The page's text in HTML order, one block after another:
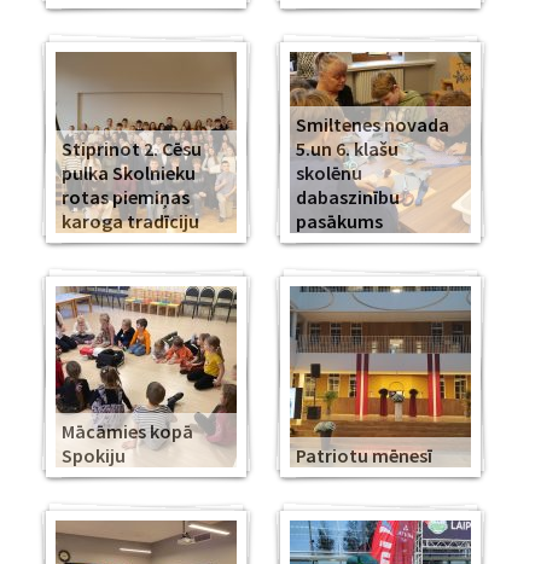
Stiprinot 2. Cēsu
pulka Skolnieku
rotas piemiņas
karoga tradīciju
Smiltenes novada
5.un 6. klašu
skolēnu
dabaszinību
pasākums
Mācāmies kopā
Spokiju
Patriotu mēnesī